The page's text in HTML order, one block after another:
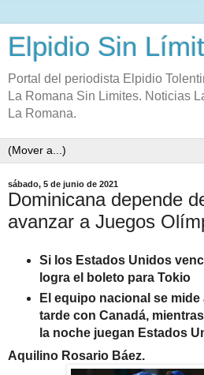
Elpidio Sin
Portal del periodista Elpidio
La Romana Sin Limites. Noticias
La Romana.
sábado, 5 de junio de 2021
Dominicana depende
avanzar a Juegos
Si los Estados Unidos
logra el boleto para Tokio
El equipo nacional se mide
tarde con Canadá,
la noche juegan Estados
Aquilino Rosario Báez.